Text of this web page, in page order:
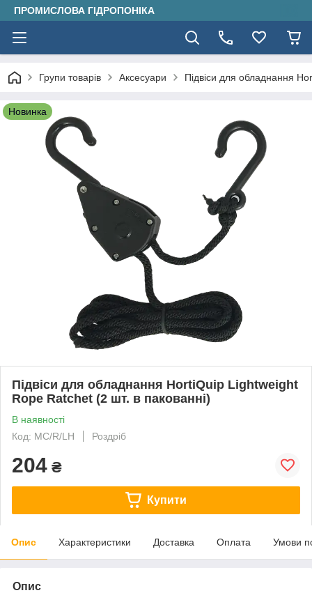
ПРОМИСЛОВА ГІДРОПОНІКА
Групи товарів Аксесуари Підвіси для обладнання
Новинка
Підвіси для обладнання HortiQuip Lightweight
Rope Ratchet (2 шт. в пакованні)
В наявності
Код: MC/R/LH
Роздріб
204 ₴
Купити
Опис Характеристики Доставка Оплата Умови
Опис